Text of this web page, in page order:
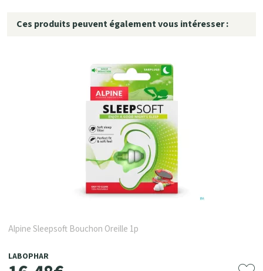
Ces produits peuvent également vous intéresser :
Alpine Sleepsoft Bouchon Oreille 1p
LABOPHAR